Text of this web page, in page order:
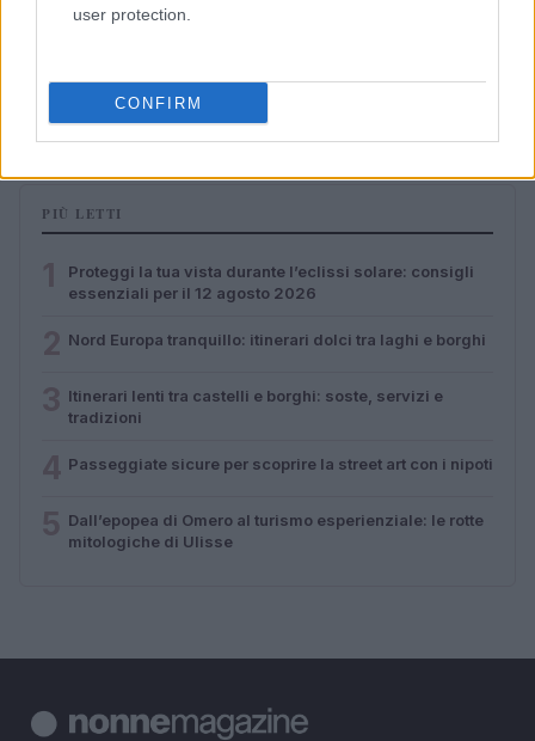
user protection.
CONFIRM
tradizioni
PIÙ LETTI
Proteggi la tua vista durante l’eclissi solare: consigli
essenziali per il 12 agosto 2026
Nord Europa tranquillo: itinerari dolci tra laghi e borghi
Itinerari lenti tra castelli e borghi: soste, servizi e
tradizioni
Passeggiate sicure per scoprire la street art con i nipoti
Dall’epopea di Omero al turismo esperienziale: le rotte
mitologiche di Ulisse